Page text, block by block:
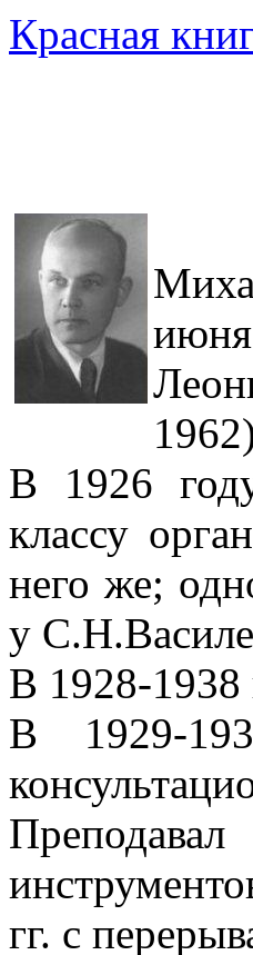
Красная
В 1926
классу
него же;
у
В 1928-1938
В 1929-
гг. с